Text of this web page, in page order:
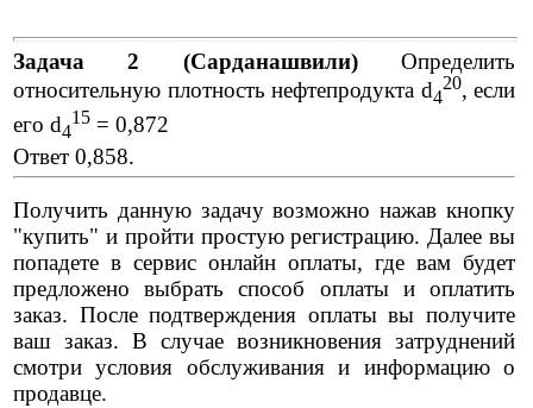
Задача 2 (Сарданашвили)Определить
относительную плотность нефтепродукта d4
20, если
его d4
15 = 0,872
Ответ 0,858.
Получить данную задачу возможно нажав кнопку
"купить" и пройти простую регистрацию. Далее вы
попадете в сервис онлайн оплаты, где вам будет
предложено выбрать способ оплаты и оплатить
заказ. После подтверждения оплаты вы получите
ваш заказ. В случае возникновения затруднений
смотри условия обслуживания и информацию о
продавце.